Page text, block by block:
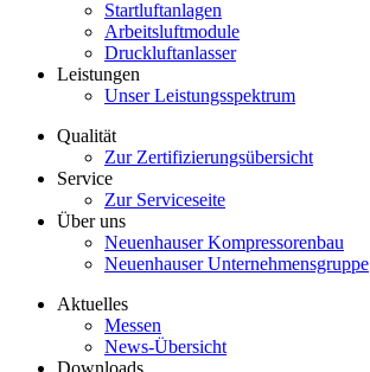
Startluftanlagen
Arbeitsluftmodule
Druckluftanlasser
Leistungen
Unser Leistungsspektrum
Qualität
Zur Zertifizierungsübersicht
Service
Zur Serviceseite
Über uns
Neuenhauser Kompressorenbau
Neuenhauser Unternehmensgruppe
Aktuelles
Messen
News-Übersicht